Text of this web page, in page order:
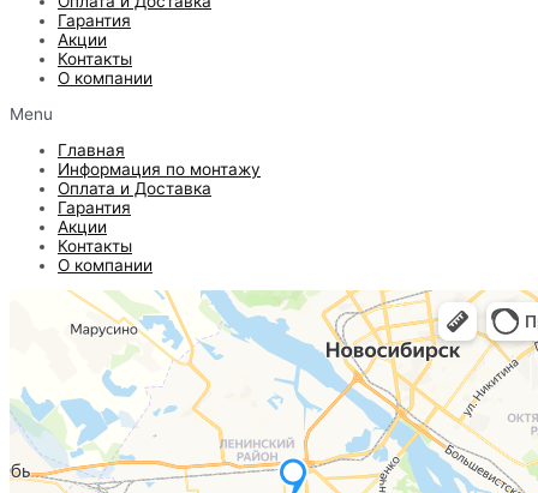
Гарантия
Акции
Контакты
О компании
Menu
Главная
Информация по монтажу
Оплата и Доставка
Гарантия
Акции
Контакты
О компании